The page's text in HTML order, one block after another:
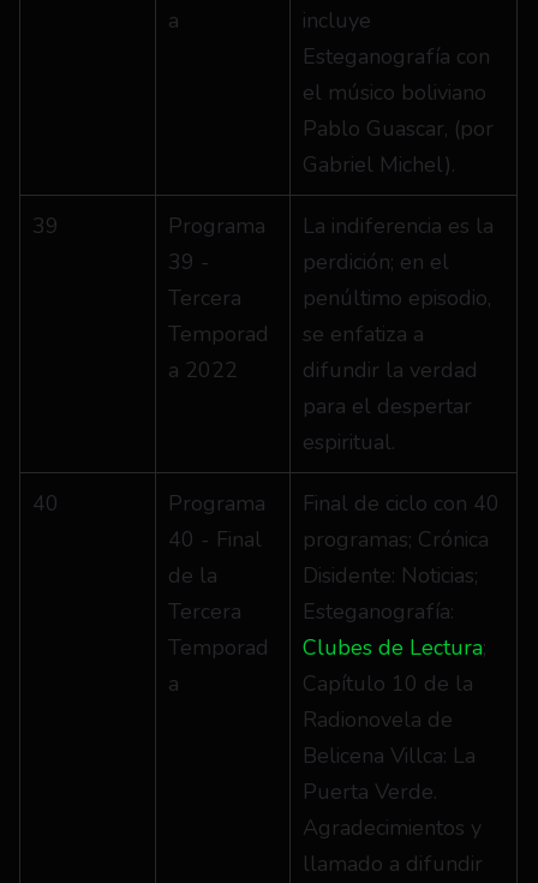
a
incluye
Esteganografía con
el músico boliviano
Pablo Guascar, (por
Gabriel Michel).
39
Programa
39 -
Tercera
Temporad
a 2022
La indiferencia es la
perdición; en el
penúltimo episodio,
se enfatiza a
difundir la verdad
para el despertar
espiritual.
40
Programa
40 - Final
de la
Tercera
Temporad
a
Final de ciclo con 40
programas; Crónica
Disidente: Noticias;
Clubes de Lectura;
Capítulo 10 de la
Radionovela de
Belicena Villca: La
Puerta Verde.
Agradecimientos y
llamado a difundir